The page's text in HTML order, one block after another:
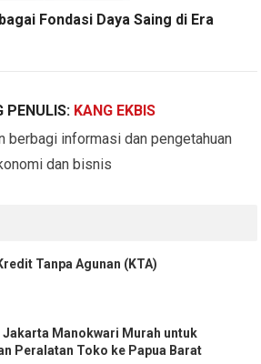
Fondasi Daya Saing di Era
PENULIS: KANG EKBIS
berbagi informasi dan pengetahuan
dan bisnis
Tanpa Agunan (KTA)
Jakarta Manokwari Murah untuk
Peralatan Toko ke Papua Barat